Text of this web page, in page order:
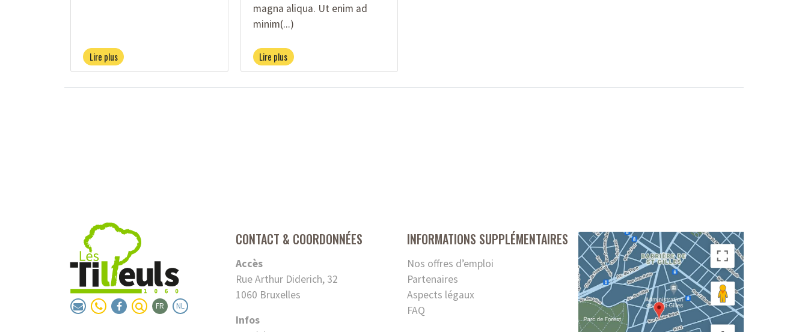
Lire plus
magna aliqua. Ut enim ad
minim(...)
Lire plus
FR NL
CONTACT & COORDONNÉES
Accès
Rue Arthur Diderich, 32
1060 Bruxelles
Infos
INFORMATIONS SUPPLÉMENTAIRES
Nos offres d’emploi
Partenaires
Aspects légaux
FAQ